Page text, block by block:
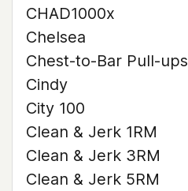
CHAD1000x
Chelsea
Chest-to-Bar Pull-ups
Cindy
City 100
Clean & Jerk 1RM
Clean & Jerk 3RM
Clean & Jerk 5RM